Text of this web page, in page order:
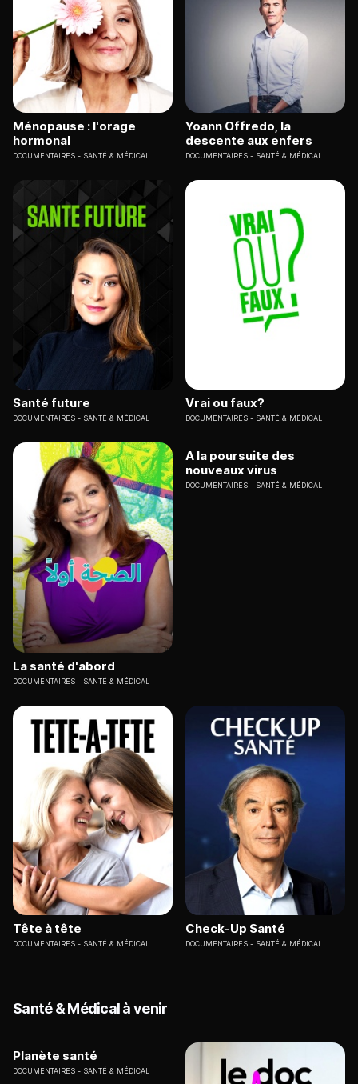
Ménopause : l'orage
hormonal
DOCUMENTAIRES SANTÉ & MÉDICAL
Yoann Offredo, la
descente aux enfers
DOCUMENTAIRES SANTÉ & MÉDICAL
Santé future
DOCUMENTAIRES SANTÉ & MÉDICAL
Vrai ou faux?
DOCUMENTAIRES SANTÉ & MÉDICAL
La santé d'abord
DOCUMENTAIRES SANTÉ & MÉDICAL
A la poursuite des
nouveaux virus
DOCUMENTAIRES SANTÉ & MÉDICAL
Tête à tête
DOCUMENTAIRES SANTÉ & MÉDICAL
Check-Up Santé
DOCUMENTAIRES SANTÉ & MÉDICAL
Santé & Médical à venir
Planète santé
DOCUMENTAIRES SANTÉ & MÉDICAL